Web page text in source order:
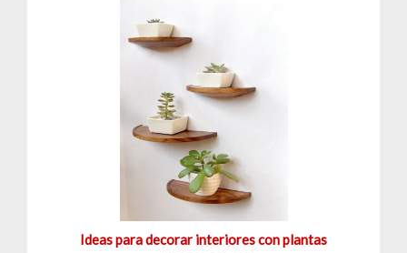
Ideas para decorar interiores con plantas